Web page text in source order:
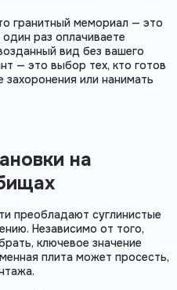
гранитный мемориал — это
раз оплачиваете
вид без вашего
— это выбор тех, кто готов
или нанимать
на
преобладают суглинистые
Независимо от того,
ключевое значение
плита может просесть,